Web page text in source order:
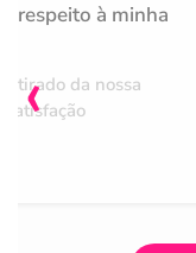
respeito à minha
da nossa
‹